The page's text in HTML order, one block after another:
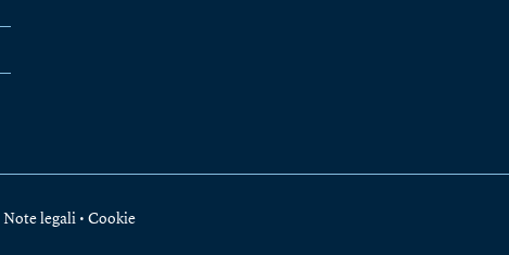
Note legali • Cookie